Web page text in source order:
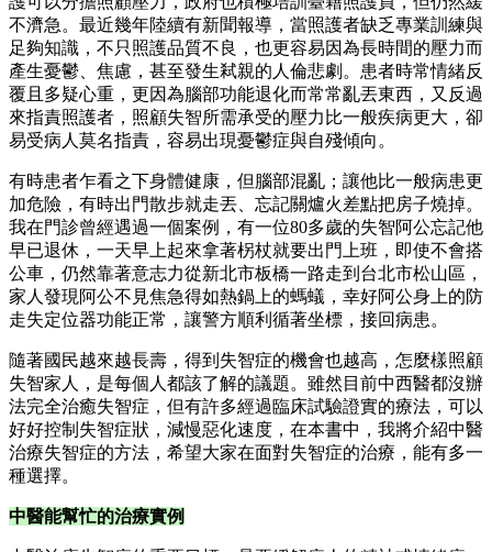
不濟急。最近幾年陸續有新聞報導，當照護者缺乏專業訓練與
足夠知識，不只照護品質不良，也更容易因為長時間的壓力而
產生憂鬱、焦慮，甚至發生弒親的人倫悲劇。患者時常情緒反
覆且多疑心重，更因為腦部功能退化而常常亂丟東西，又反過
來指責照護者，照顧失智所需承受的壓力比一般疾病更大，卻
易受病人莫名指責，容易出現憂鬱症與自殘傾向。
有時患者乍看之下身體健康，但腦部混亂；讓他比一般病患更
加危險，有時出門散步就走丟、忘記關爐火差點把房子燒掉。
我在門診曾經遇過一個案例，有一位80多歲的失智阿公忘記他
早已退休，一天早上起來拿著柺杖就要出門上班，即使不會搭
公車，仍然靠著意志力從新北市板橋一路走到台北市松山區，
家人發現阿公不見焦急得如熱鍋上的螞蟻，幸好阿公身上的防
走失定位器功能正常，讓警方順利循著坐標，接回病患。
隨著國民越來越長壽，得到失智症的機會也越高，怎麼樣照顧
失智家人，是每個人都該了解的議題。雖然目前中西醫都沒辦
法完全治癒失智症，但有許多經過臨床試驗證實的療法，可以
好好控制失智症狀，減慢惡化速度，在本書中，我將介紹中醫
治療失智症的方法，希望大家在面對失智症的治療，能有多一
種選擇。
中醫能幫忙的治療實例